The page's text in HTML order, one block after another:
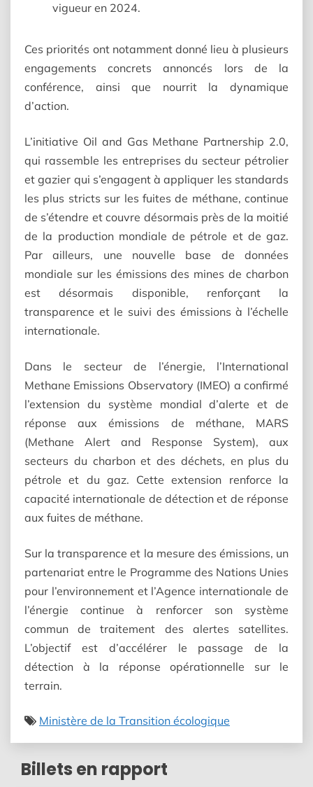
vigueur en 2024.
Ces priorités ont notamment donné lieu à plusieurs
engagements concrets annoncés lors de la
conférence, ainsi que nourrit la dynamique
d’action.
L’initiative Oil and Gas Methane Partnership 2.0,
qui rassemble les entreprises du secteur pétrolier
et gazier qui s’engagent à appliquer les standards
les plus stricts sur les fuites de méthane, continue
de s’étendre et couvre désormais près de la moitié
de la production mondiale de pétrole et de gaz.
Par ailleurs, une nouvelle base de données
mondiale sur les émissions des mines de charbon
est désormais disponible, renforçant la
transparence et le suivi des émissions à l’échelle
internationale.
Dans le secteur de l’énergie, l’International
Methane Emissions Observatory (IMEO) a confirmé
l’extension du système mondial d’alerte et de
réponse aux émissions de méthane, MARS
(Methane Alert and Response System), aux
secteurs du charbon et des déchets, en plus du
pétrole et du gaz. Cette extension renforce la
capacité internationale de détection et de réponse
aux fuites de méthane.
Sur la transparence et la mesure des émissions, un
partenariat entre le Programme des Nations Unies
pour l’environnement et l’Agence internationale de
l’énergie continue à renforcer son système
commun de traitement des alertes satellites.
L’objectif est d’accélérer le passage de la
détection à la réponse opérationnelle sur le
terrain.
Ministère de la Transition écologique
Billets en rapport